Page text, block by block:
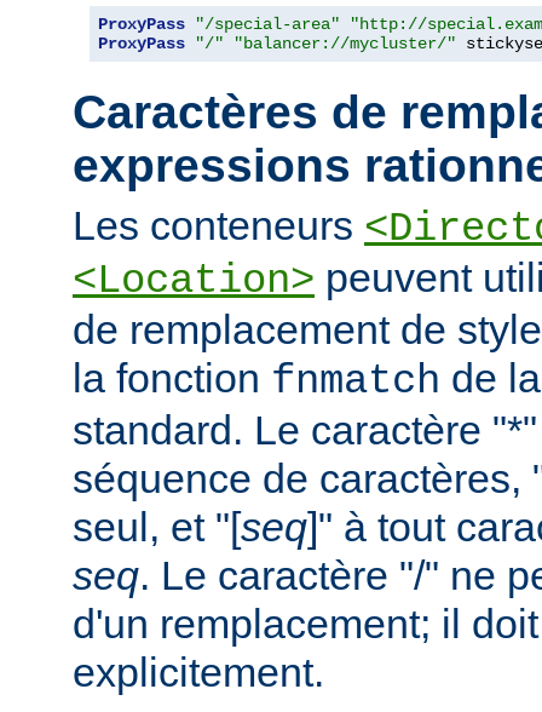
ProxyPass "/special-area"
"http://
ProxyPass
"/" "balancer://mycluster/"
Caractères de
expressions
Les conteneurs
<Location> peuvent
de remplacement de
la fonction fnmatch de
standard. Le caractère
séquence de caractères,
seul, et "[seq]" à tout
seq. Le caractère "/" ne
d'un remplacement; il
explicitement.